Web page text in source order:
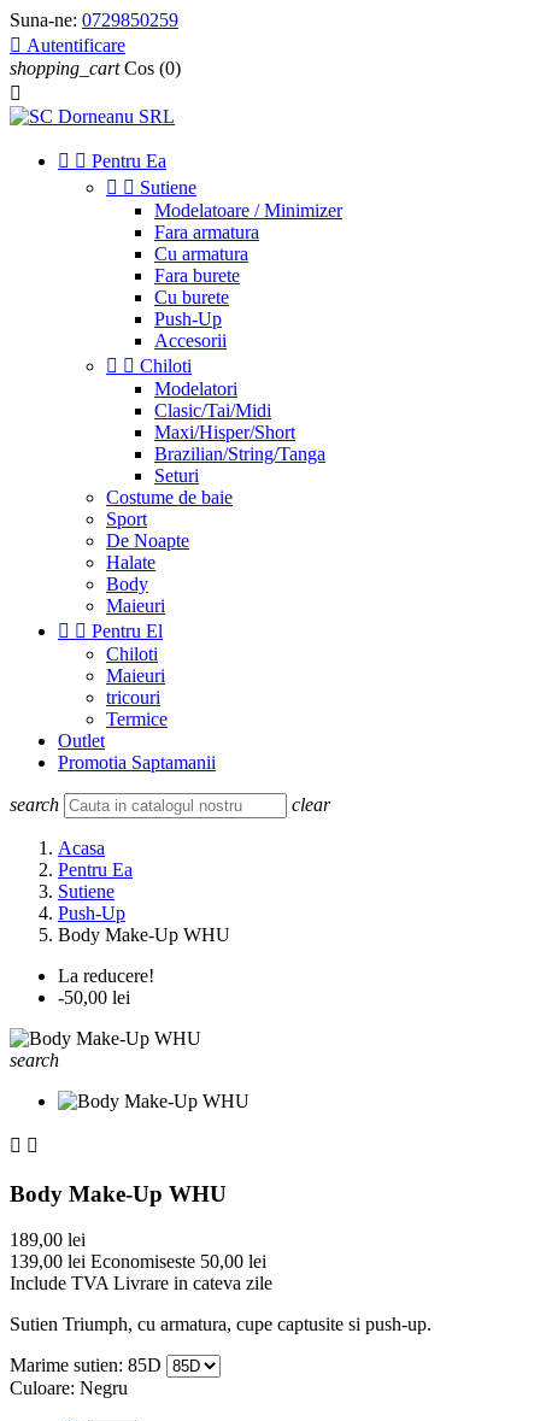
Suna-ne: 0729850259
 Autentificare
shopping_cart Cos (0)

  Pentru Ea
  Sutiene
Modelatoare / Minimizer
Fara armatura
Cu armatura
Fara burete
Cu burete
Push-Up
Accesorii
  Chiloti
Modelatori
Clasic/Tai/Midi
Maxi/Hisper/Short
Brazilian/String/Tanga
Seturi
Costume de baie
Sport
De Noapte
Halate
Body
Maieuri
  Pentru El
Chiloti
Maieuri
tricouri
Termice
Outlet
Promotia Saptamanii
search clear
Acasa
Pentru Ea
Sutiene
Push-Up
Body Make-Up WHU
La reducere!
-50,00 lei
search
 
Body Make-Up WHU
189,00 lei
139,00 lei Economiseste 50,00 lei
Include TVALivrare in cateva zile
Sutien Triumph, cu armatura, cupe captusite si push-up.
Marime sutien: 85D
Culoare: Negru